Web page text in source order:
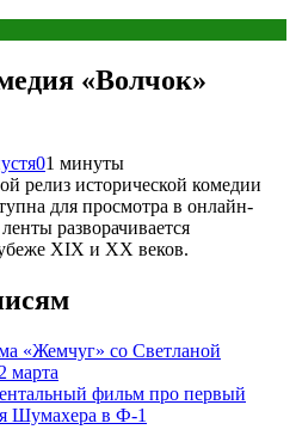
«Волчок»
01 минуты
релиз исторической комедии
для просмотра в онлайн-
разворачивается
XIX и XX веков.
«Жемчуг» со Светланой
марта
фильм про первый
Шумахера в Ф-1